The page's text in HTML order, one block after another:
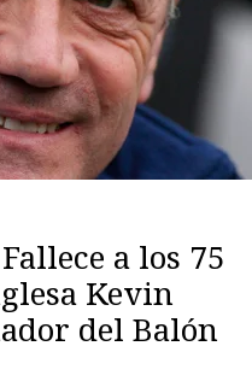
a los 75
Kevin
del Balón